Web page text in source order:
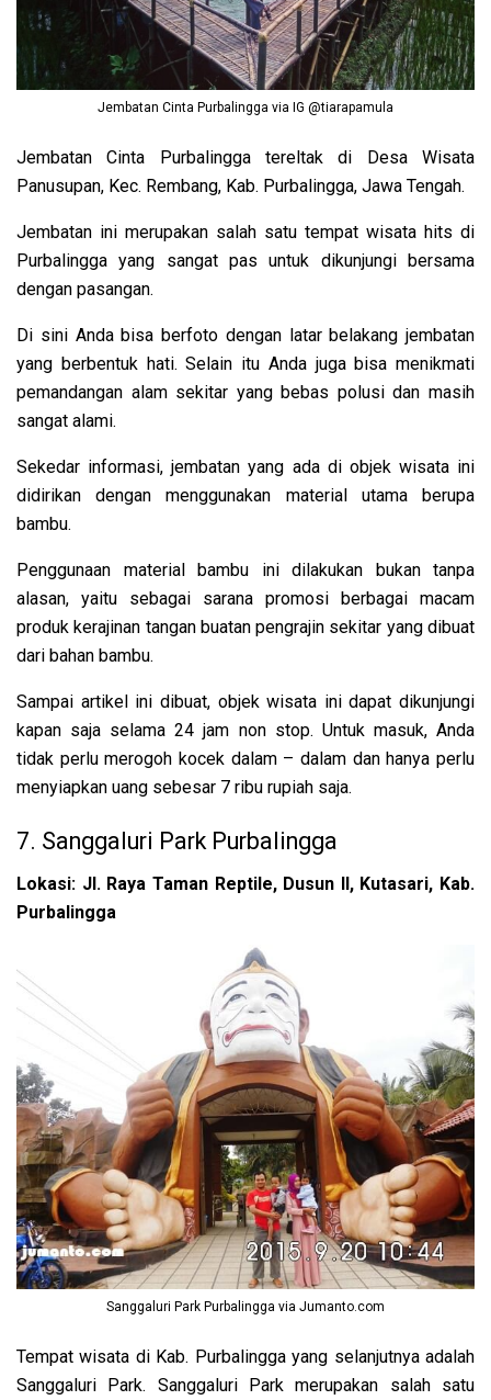
Jembatan Cinta Purbalingga via IG @tiarapamula
Jembatan Cinta Purbalingga tereltak di Desa Wisata
Panusupan, Kec. Rembang, Kab. Purbalingga, Jawa Tengah.
Jembatan ini merupakan salah satu tempat wisata hits di
Purbalingga yang sangat pas untuk dikunjungi bersama
dengan pasangan.
Di sini Anda bisa berfoto dengan latar belakang jembatan
yang berbentuk hati. Selain itu Anda juga bisa menikmati
pemandangan alam sekitar yang bebas polusi dan masih
sangat alami.
Sekedar informasi, jembatan yang ada di objek wisata ini
didirikan dengan menggunakan material utama berupa
bambu.
Penggunaan material bambu ini dilakukan bukan tanpa
alasan, yaitu sebagai sarana promosi berbagai macam
produk kerajinan tangan buatan pengrajin sekitar yang dibuat
dari bahan bambu.
Sampai artikel ini dibuat, objek wisata ini dapat dikunjungi
kapan saja selama 24 jam non stop. Untuk masuk, Anda
tidak perlu merogoh kocek dalam – dalam dan hanya perlu
menyiapkan uang sebesar 7 ribu rupiah saja.
7. Sanggaluri Park Purbalingga
Lokasi: Jl. Raya Taman Reptile, Dusun II, Kutasari, Kab.
Purbalingga
Sanggaluri Park Purbalingga via Jumanto.com
Tempat wisata di Kab. Purbalingga yang selanjutnya adalah
Sanggaluri Park. Sanggaluri Park merupakan salah satu